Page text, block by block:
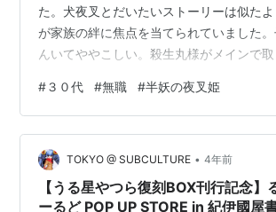
た。犬夜叉とだいたいストーリーは似た
が家族の絆に焦点を当てられていました
んいてややこしい。殺生丸様がメインで取
す。ネットでは評判が悪いみたいですね。
にはいいと思いますが。 こんなダラダラ
ごしてたいな。 ランキング参加中【公式
ログ ランキング参加中雑談・日記を書き
プ ランキング参加中無職
#３０代 #無職 #半妖の夜叉姫
TOKYO @ SUBCULTURE • 4年前
【うる星やつら復刻BOX刊行記念】
ーるど POP UP STORE in 紀伊國屋